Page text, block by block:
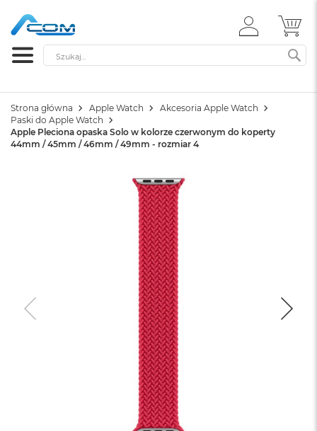
ZALOGUJ
SIĘ
Szukaj
Strona główna Apple Watch
Akcesoria Apple Watch
Paski do Apple Watch
Apple Pleciona opaska Solo w kolorze czerwonym do koperty
44mm / 45mm / 46mm / 49mm - rozmiar 4